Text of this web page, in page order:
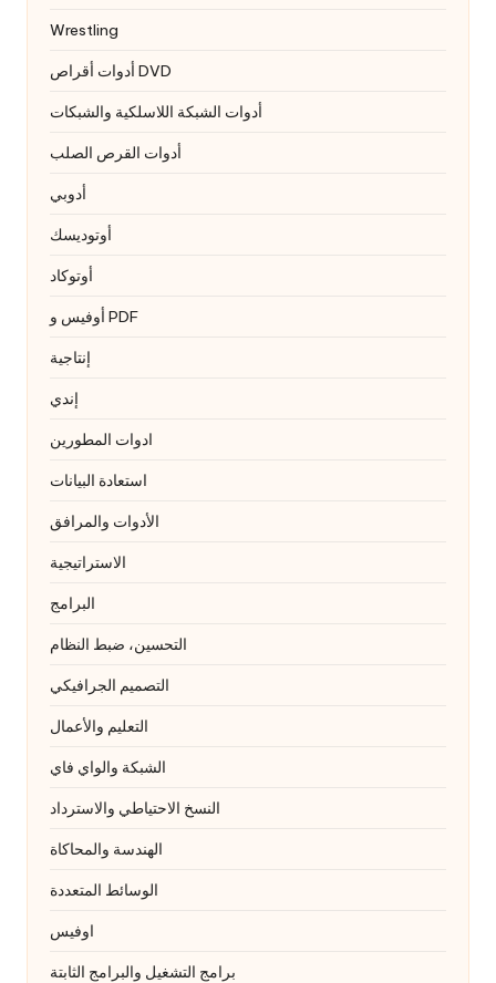
Wrestling
أدوات أقراص DVD
أدوات الشبكة اللاسلكية والشبكات
أدوات القرص الصلب
أدوبي
أوتوديسك
أوتوكاد
أوفيس و PDF
إنتاجية
إندي
ادوات المطورين
استعادة البيانات
الأدوات والمرافق
الاستراتيجية
البرامج
التحسين، ضبط النظام
التصميم الجرافيكي
التعليم والأعمال
الشبكة والواي فاي
النسخ الاحتياطي والاسترداد
الهندسة والمحاكاة
الوسائط المتعددة
اوفيس
برامج التشغيل والبرامج الثابتة